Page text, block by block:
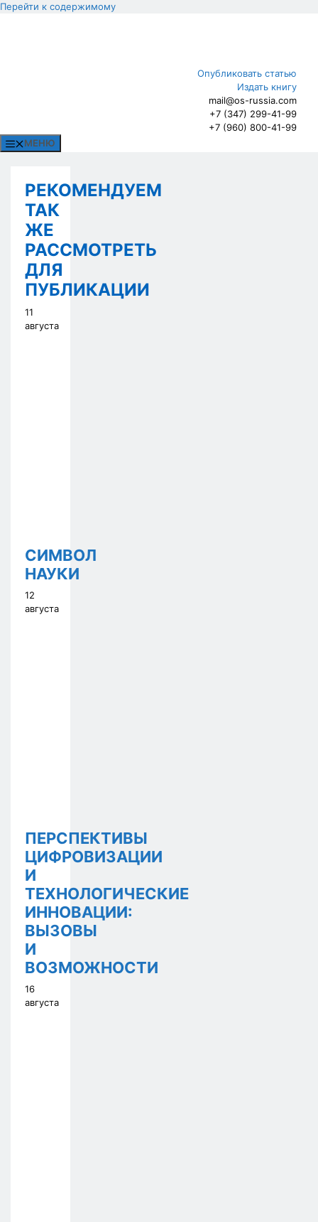
Перейти к содержимому
Опубликовать статью
Издать книгу
mail@os-russia.com
+7 (347) 299-41-99
+7 (960) 800-41-99
МЕНЮ
РЕКОМЕНДУЕМ
ТАК
ЖЕ
РАССМОТРЕТЬ
ДЛЯ
ПУБЛИКАЦИИ
11
августа
СИМВОЛ
НАУКИ
12
августа
ПЕРСПЕКТИВЫ
ЦИФРОВИЗАЦИИ
И
ТЕХНОЛОГИЧЕСКИЕ
ИННОВАЦИИ:
ВЫЗОВЫ
И
ВОЗМОЖНОСТИ
16
августа